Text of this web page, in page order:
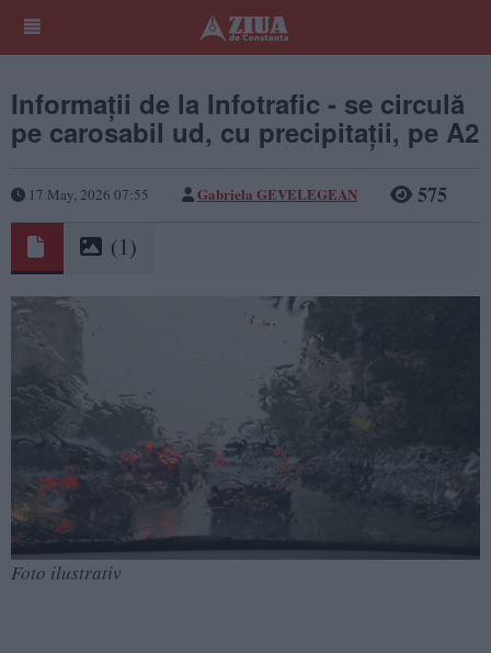
Informații de la Infotrafic - se circulă
pe carosabil ud, cu precipitații, pe A2
17 May, 2026 07:55 Gabriela GEVELEGEAN 575
(1)
Foto ilustrativ